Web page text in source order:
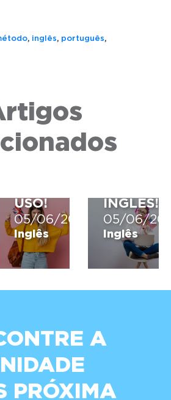
, inglês, português,
ARE:
TIRE
TODAS
SUAS
USO!
05/06/2026
Inglês
QUANTO
TEMPO
INGLÊS!
05/06/
Inglês
A
PRÓXIMA